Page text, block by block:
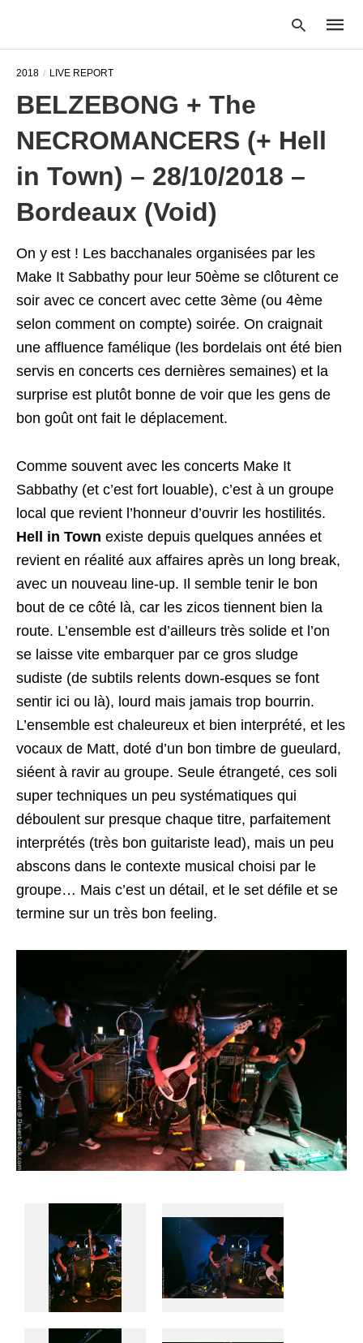
search
2018 LIVE REPORT
BELZEBONG + The
NECROMANCERS (+ Hell
in Town) – 28/10/2018 –
Bordeaux (Void)
On y est ! Les bacchanales organisées par les
Make It Sabbathy pour leur 50ème se clôturent ce
soir avec ce concert avec cette 3ème (ou 4ème
selon comment on compte) soirée. On craignait
une affluence famélique (les bordelais ont été bien
servis en concerts ces dernières semaines) et la
surprise est plutôt bonne de voir que les gens de
bon goût ont fait le déplacement.
Comme souvent avec les concerts Make It
Sabbathy (et c’est fort louable), c’est à un groupe
local que revient l’honneur d’ouvrir les hostilités.
Hell in Town existe depuis quelques années et
revient en réalité aux affaires après un long break,
avec un nouveau line-up. Il semble tenir le bon
bout de ce côté là, car les zicos tiennent bien la
route. L’ensemble est d’ailleurs très solide et l’on
se laisse vite embarquer par ce gros sludge
sudiste (de subtils relents down-esques se font
sentir ici ou là), lourd mais jamais trop bourrin.
L’ensemble est chaleureux et bien interprété, et les
vocaux de Matt, doté d’un bon timbre de gueulard,
siéent à ravir au groupe. Seule étrangeté, ces soli
super techniques un peu systématiques qui
déboulent sur presque chaque titre, parfaitement
interprétés (très bon guitariste lead), mais un peu
abscons dans le contexte musical choisi par le
groupe… Mais c’est un détail, et le set défile et se
termine sur un très bon feeling.